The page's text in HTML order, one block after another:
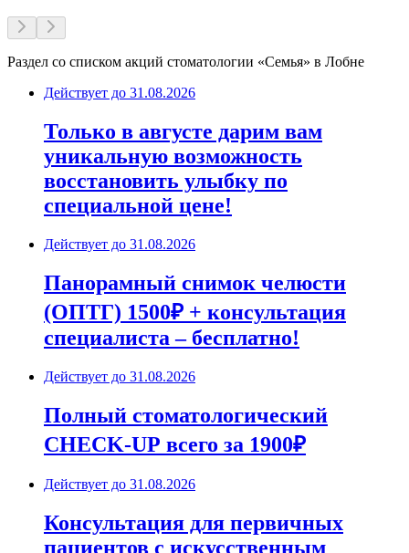
Раздел со списком акций стоматологии «Семья» в Лобне
Действует до 31.08.2026
Только в августе дарим вам
уникальную возможность
восстановить улыбку по
специальной цене!
Действует до 31.08.2026
Панорамный снимок челюсти
(ОПТГ) 1500₽ + консультация
специалиста – бесплатно!
Действует до 31.08.2026
Полный стоматологический
CHECK-UP всего за 1900₽
Действует до 31.08.2026
Консультация для первичных
пациентов с искусственным